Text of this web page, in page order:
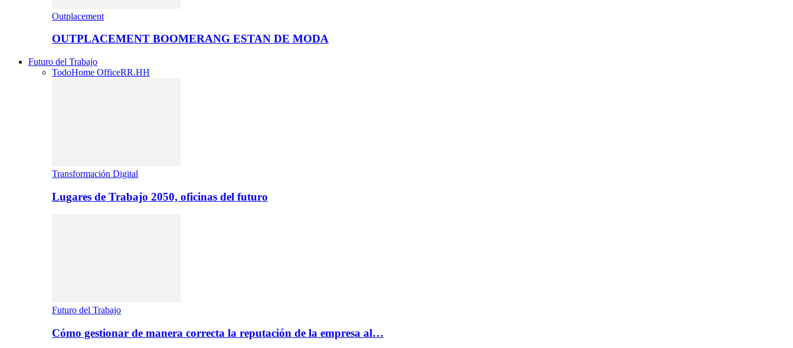
Outplacement
OUTPLACEMENT BOOMERANG ESTAN DE MODA
Futuro del Trabajo
TodoHome OfficeRR.HH
Transformación Digital
Lugares de Trabajo 2050, oficinas del futuro
Futuro del Trabajo
Cómo gestionar de manera correcta la reputación de la empresa al…